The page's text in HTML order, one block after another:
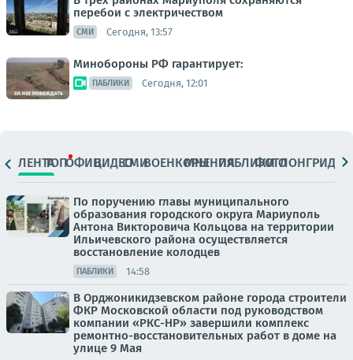
перебои с электричеством
СМИ Сегодня, 13:57
Минобороны РФ гарантирует:
ПАБЛИКИ Сегодня, 12:01
ЛЕНТАТОПОФИЦ.ВИДЕОСМИВОЕНКОРЫМНЕНИЯПАБЛИКИ
ФОТОЛОНГРИДЫ
По поручению главы муниципального
образования городского округа Мариуполь
Антона Викторовича Кольцова на территории
Ильичевского района осуществляется
восстановление колодцев
ПАБЛИКИ 14:58
В Орджоникидзевском районе города строители
ФКР Московской области под руководством
компании «РКС-НР» завершили комплекс
ремонтно-восстановительных работ в доме на
улице 9 Мая